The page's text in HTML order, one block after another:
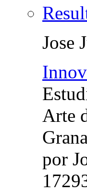
Jose
Arte
por